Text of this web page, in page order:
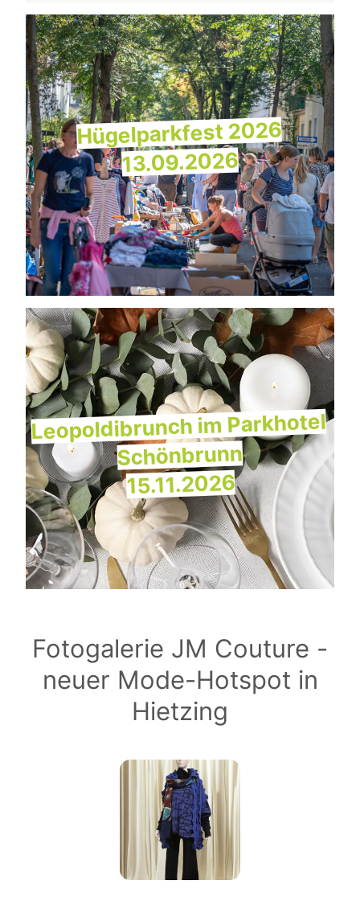
Hügelparkfest 2026
13.09.2026
Leopoldibrunch im Parkhotel
Schönbrunn
15.11.2026
Fotogalerie JM Couture -
neuer Mode-Hotspot in
Hietzing